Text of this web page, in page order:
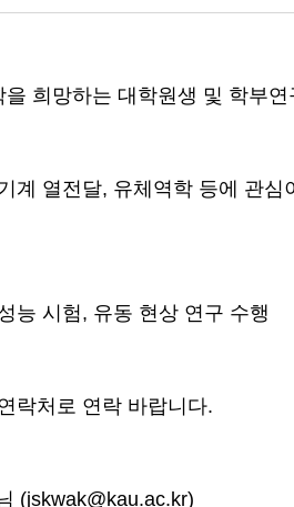
희망하는 대학원생 및 학부
계 열전달, 유체역학 등에 관심
능 시험, 유동 현상 연구 수행
락처로 연락 바랍니다.
(jskwak@kau.ac.kr)